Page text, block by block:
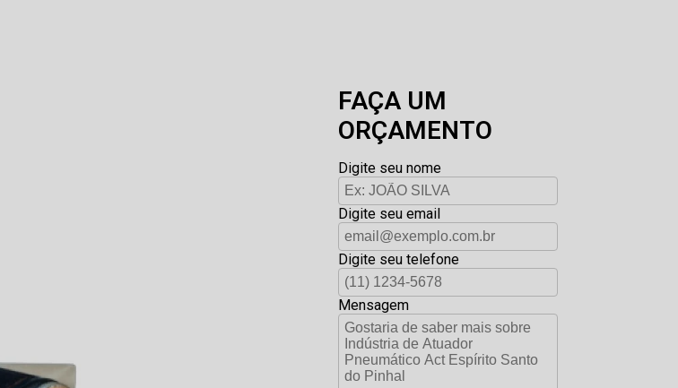
FAÇA UM
ORÇAMENTO
Digite seu nome
Digite seu email
Digite seu telefone
Mensagem